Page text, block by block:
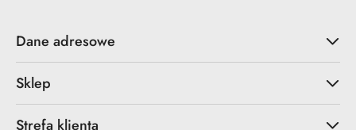
Dane adresowe
Sklep
Strefa klienta